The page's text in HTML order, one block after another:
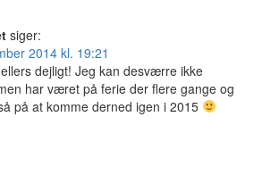
siger:
2014 kl. 19:21
dejligt! Jeg kan desværre ikke
har været på ferie der flere gange og
på at komme derned igen i 2015